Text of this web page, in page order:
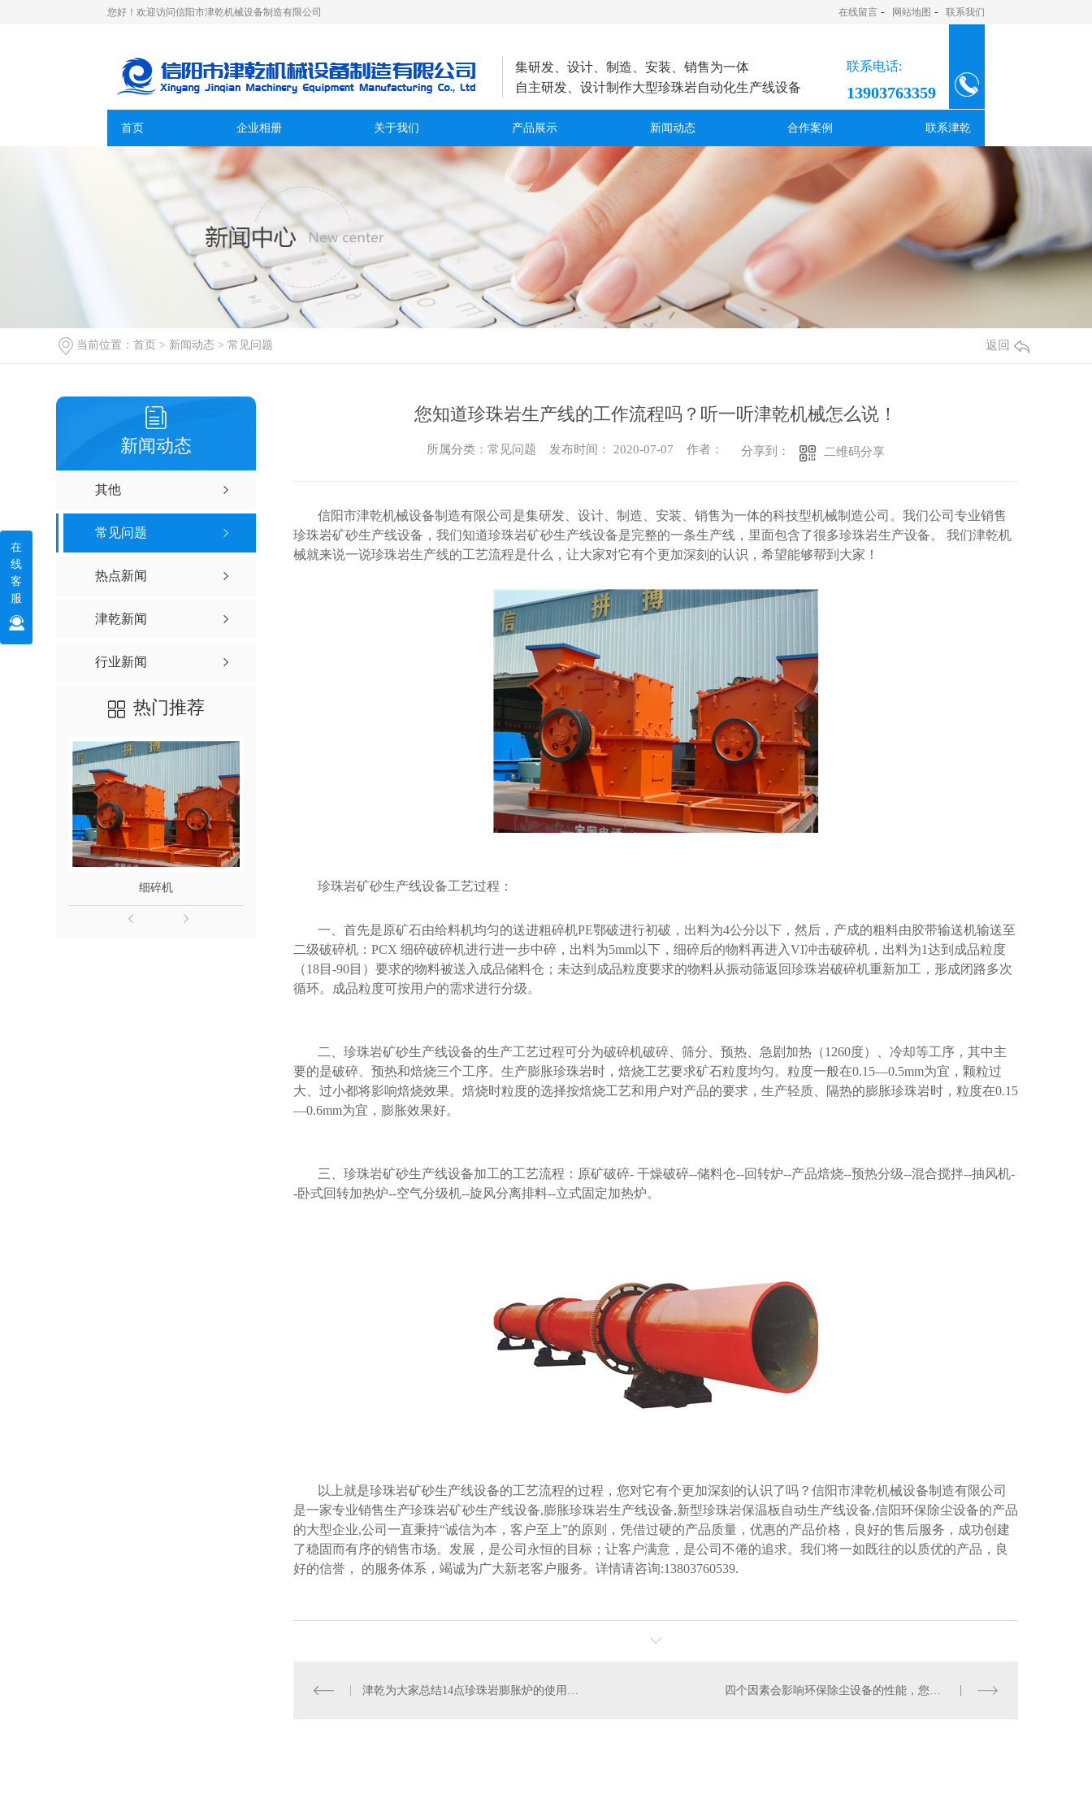
您好！欢迎访问信阳市津乾机械设备制造有限公司 在线留言 - 网站地图 - 联系我们
集研发、设计、制造、安装、销售为一体
自主研发、设计制作大型珍珠岩自动化生产线设备
联系电话:
13903763359
首页 企业相册 关于我们 产品展示 新闻动态 合作案例 联系津乾
当前位置： 首页 > 新闻动态 > 常见问题 返回
新闻动态
其他
常见问题
热点新闻
津乾新闻
行业新闻
热门推荐
细碎机 信阳环保工厂三方位转向皮带机廊道桥 信阳工业园生产骨料线
您知道珍珠岩生产线的工作流程吗？听一听津乾机械怎么说！
所属分类：常见问题 发布时间： 2020-07-07 作者： 分享到： 二维码分享
信阳市津乾机械设备制造有限公司是集研发、设计、制造、安装、销售为一体的科技型机械制造公司。我们公司专业销售
珍珠岩矿砂生产线设备，我们知道珍珠岩矿砂生产线设备是完整的一条生产线，里面包含了很多珍珠岩生产设备。 我们津乾机
械就来说一说珍珠岩生产线的工艺流程是什么，让大家对它有个更加深刻的认识，希望能够帮到大家！
珍珠岩矿砂生产线设备工艺过程：
一、首先是原矿石由给料机均匀的送进粗碎机PE鄂破进行初破，出料为4公分以下，然后，产成的粗料由胶带输送机输送至
二级破碎机：PCX 细碎破碎机进行进一步中碎，出料为5mm以下，细碎后的物料再进入VI冲击破碎机，出料为1达到成品粒度
（18目-90目）要求的物料被送入成品储料仓；未达到成品粒度要求的物料从振动筛返回珍珠岩破碎机重新加工，形成闭路多次
循环。成品粒度可按用户的需求进行分级。
二、珍珠岩矿砂生产线设备的生产工艺过程可分为破碎机破碎、筛分、预热、急剧加热（1260度）、冷却等工序，其中主
要的是破碎、预热和焙烧三个工序。生产膨胀珍珠岩时，焙烧工艺要求矿石粒度均匀。粒度一般在0.15—0.5mm为宜，颗粒过
大、过小都将影响焙烧效果。焙烧时粒度的选择按焙烧工艺和用户对产品的要求，生产轻质、隔热的膨胀珍珠岩时，粒度在0.15
—0.6mm为宜，膨胀效果好。
三、珍珠岩矿砂生产线设备加工的工艺流程：原矿破碎- 干燥破碎--储料仓--回转炉--产品焙烧--预热分级--混合搅拌--抽风机-
-卧式回转加热炉--空气分级机--旋风分离排料--立式固定加热炉。
以上就是珍珠岩矿砂生产线设备的工艺流程的过程，您对它有个更加深刻的认识了吗？信阳市津乾机械设备制造有限公司
是一家专业销售生产珍珠岩矿砂生产线设备,膨胀珍珠岩生产线设备,新型珍珠岩保温板自动生产线设备,信阳环保除尘设备的产品
的大型企业,公司一直秉持“诚信为本，客户至上”的原则，凭借过硬的产品质量，优惠的产品价格，良好的售后服务，成功创建
了稳固而有序的销售市场。发展，是公司永恒的目标；让客户满意，是公司不倦的追求。我们将一如既往的以质优的产品，良
好的信誉， 的服务体系，竭诚为广大新老客户服务。详情请咨询:13803760539.
在
线
客
服